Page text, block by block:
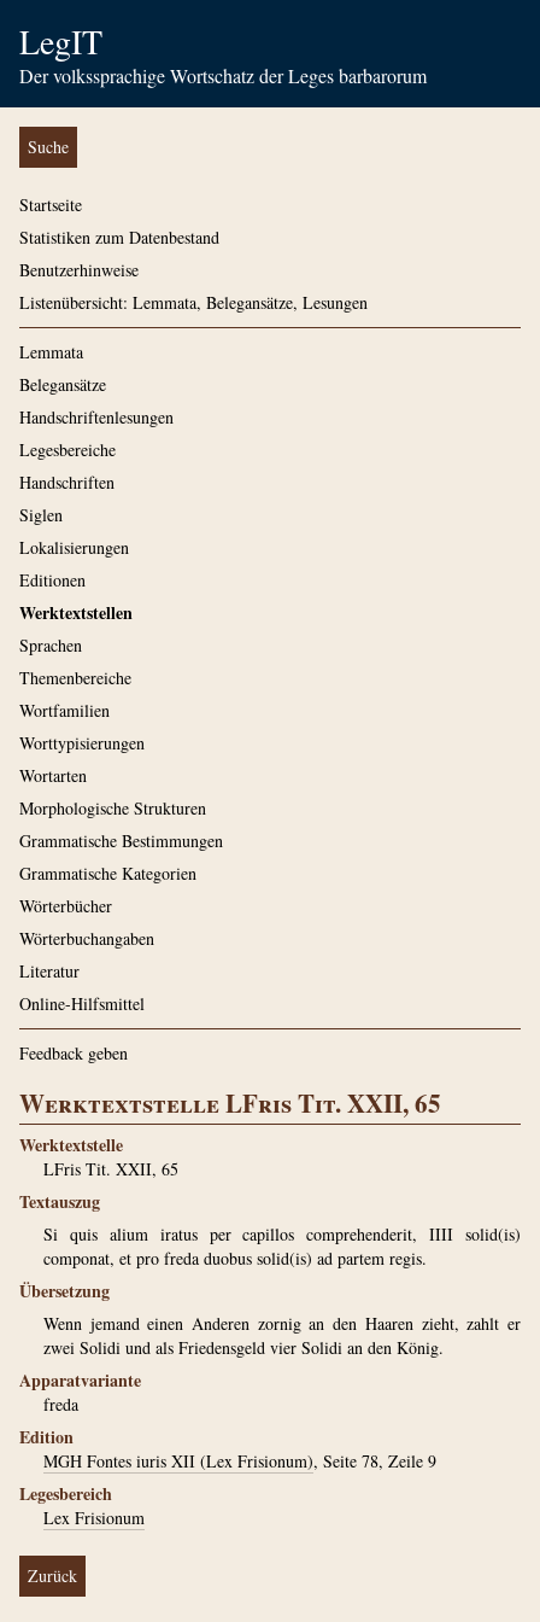
LegIT
Der volkssprachige Wortschatz der Leges barbarorum
Suche
Startseite
Statistiken zum Datenbestand
Benutzerhinweise
Listenübersicht: Lemmata, Belegansätze, Lesungen
Lemmata
Belegansätze
Handschriftenlesungen
Legesbereiche
Handschriften
Siglen
Lokalisierungen
Editionen
Werktextstellen
Sprachen
Themenbereiche
Wortfamilien
Worttypisierungen
Wortarten
Morphologische Strukturen
Grammatische Bestimmungen
Grammatische Kategorien
Wörterbücher
Wörterbuchangaben
Literatur
Online-Hilfsmittel
Feedback geben
Werktextstelle LFris Tit. XXII, 65
Werktextstelle
LFris Tit. XXII, 65
Textauszug
Si quis alium iratus per capillos comprehenderit, IIII solid(is)
componat, et pro freda duobus solid(is) ad partem regis.
Übersetzung
Wenn jemand einen Anderen zornig an den Haaren zieht, zahlt er
zwei Solidi und als Friedensgeld vier Solidi an den König.
Apparatvariante
freda
Edition
MGH Fontes iuris XII (Lex Frisionum), Seite 78, Zeile 9
Legesbereich
Lex Frisionum
Zurück